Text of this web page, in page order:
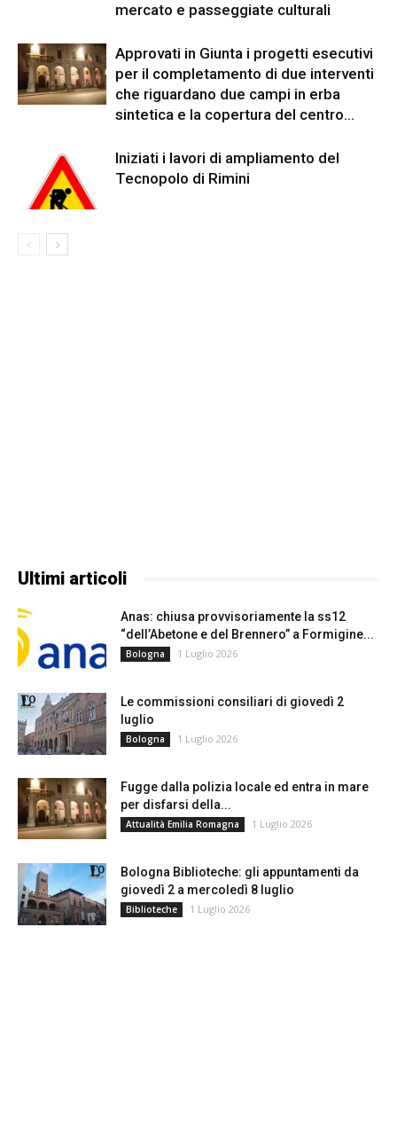
mercato e passeggiate culturali
Approvati in Giunta i progetti esecutivi
per il completamento di due interventi
che riguardano due campi in erba
sintetica e la copertura del centro...
Iniziati i lavori di ampliamento del
Tecnopolo di Rimini
Ultimi articoli
Anas: chiusa provvisoriamente la ss12
“dell’Abetone e del Brennero” a Formigine...
Bologna 1 Luglio 2026
Le commissioni consiliari di giovedì 2
luglio
Bologna 1 Luglio 2026
Fugge dalla polizia locale ed entra in mare
per disfarsi della...
Attualità Emilia Romagna 1 Luglio 2026
Bologna Biblioteche: gli appuntamenti da
giovedì 2 a mercoledì 8 luglio
Biblioteche 1 Luglio 2026